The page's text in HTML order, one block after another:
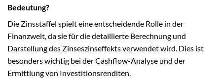
Bedeutung?
Die Zinsstaffel spielt eine entscheidende Rolle in der
Finanzwelt, da sie für die detaillierte Berechnung und
Darstellung des Zinseszinseffekts verwendet wird. Dies ist
besonders wichtig bei der Cashflow-Analyse und der
Ermittlung von Investitionsrenditen.